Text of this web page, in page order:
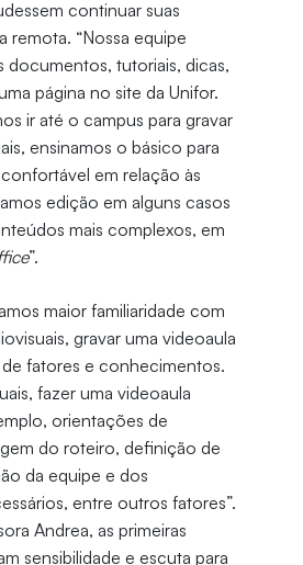
continuar suas
remota. “Nossa equipe
documentos, tutoriais, dicas,
página no site da Unifor.
ir até o campus para gravar
ensinamos o básico para
em relação às
edição em alguns casos
mais complexos, em
”.
maior familiaridade com
gravar uma videoaula
fatores e conhecimentos.
fazer uma videoaula
orientações de
do roteiro, definição de
da equipe e dos
entre outros fatores”.
Andrea, as primeiras
sensibilidade e escuta para